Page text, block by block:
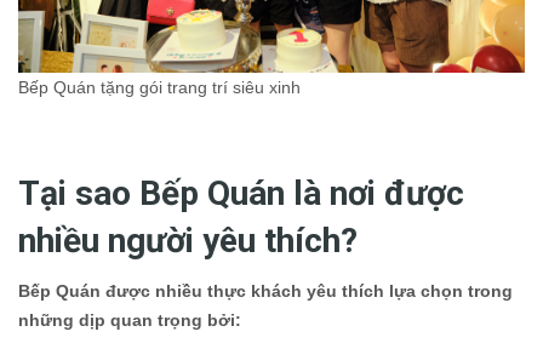
Bếp Quán tặng gói trang trí siêu xinh
Tại sao Bếp Quán là nơi được
nhiều người yêu thích?
Bếp Quán được nhiều thực khách yêu thích lựa chọn trong
những dịp quan trọng bởi: